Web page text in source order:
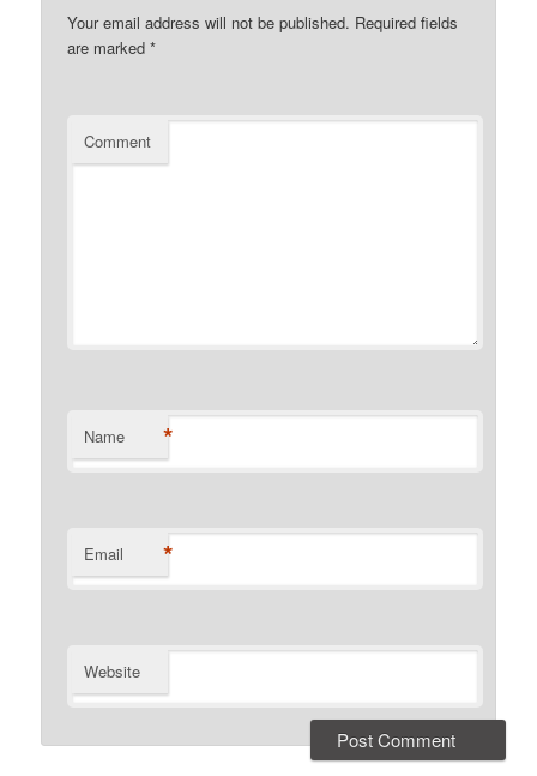
Your email address will not be published. Required fields
are marked*
Comment
Name *
Email *
Website